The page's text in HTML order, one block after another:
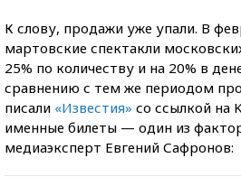
К слову, продажи уже упали. В
мартовские спектакли
25% по количеству и на 20% в
сравнению с тем же периодом
писали «Известия» со ссылкой на
именные билеты — один из
медиаэксперт Евгений Сафронов: